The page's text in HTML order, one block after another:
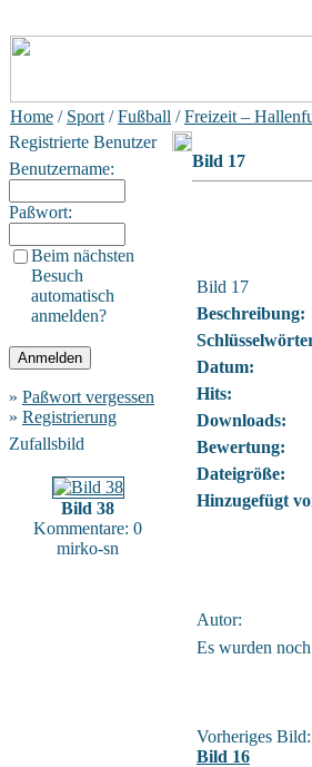
Home / Sport /Fußball /Freizeit –
Registrierte Benutzer
Benutzername:
Paßwort:
Beim nächsten
Besuch
automatisch
anmelden?
» Paßwort vergessen
» Registrierung
Zufallsbild
Bild 38
Kommentare: 0
mirko-sn
Bild 17
Bild 17
Beschreibung:
Datum:
Hits:
Downloads:
Bewertung:
Dateigröße:
Hinzugefügt
Autor:
Es wurden
Vorheriges Bild:
Bild 16